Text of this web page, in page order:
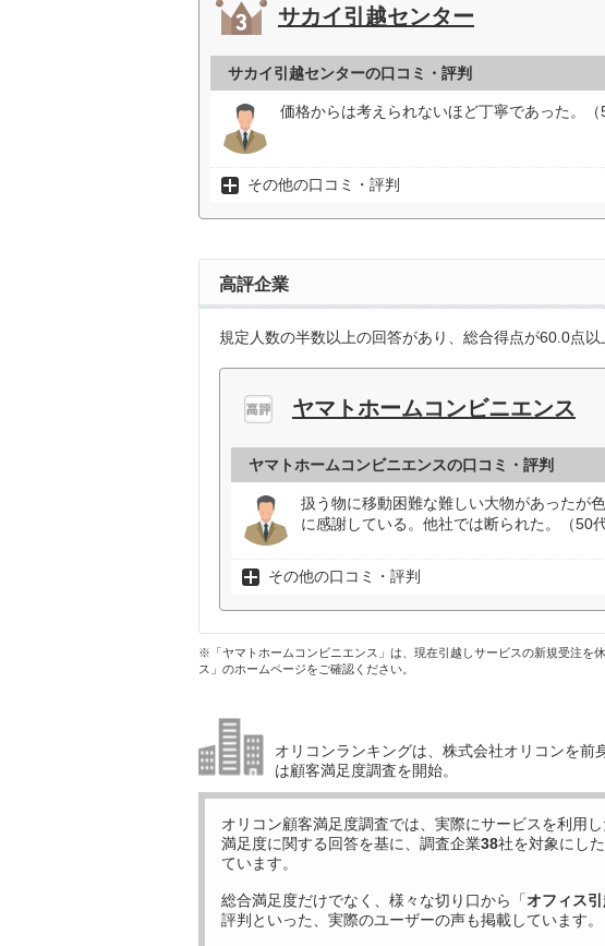
サカイ引越センター
サカイ引越センターの口コミ・評判
価格からは考えられないほど丁寧であった。（
その他の口コミ・評判
高評企業
規定人数の半数以上の回答があり、総合得点が60.0点以
ヤマトホームコンビニエンス
ヤマトホームコンビニエンスの口コミ・評判
扱う物に移動困難な難しい大物があったが
に感謝している。他社では断られた。（50代
その他の口コミ・評判
※「ヤマトホームコンビニエンス」は、現在引越しサービスの新規受注を
ス」のホームページをご確認ください。
オリコンランキングは、株式会社オリコンを
は顧客満足度調査を開始。
オリコン顧客満足度調査では、実際にサービスを利用し
満足度に関する回答を基に、調査企業38社を対象にし
ています。
総合満足度だけでなく、様々な切り口から「オフィス
評判といった、実際のユーザーの声も掲載しています。